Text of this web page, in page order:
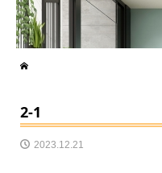
2-1
2023.12.21